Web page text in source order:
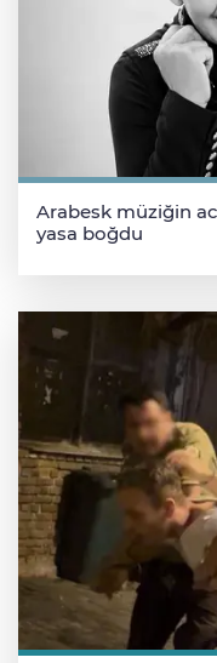
Arabesk müziğin
yasa boğdu